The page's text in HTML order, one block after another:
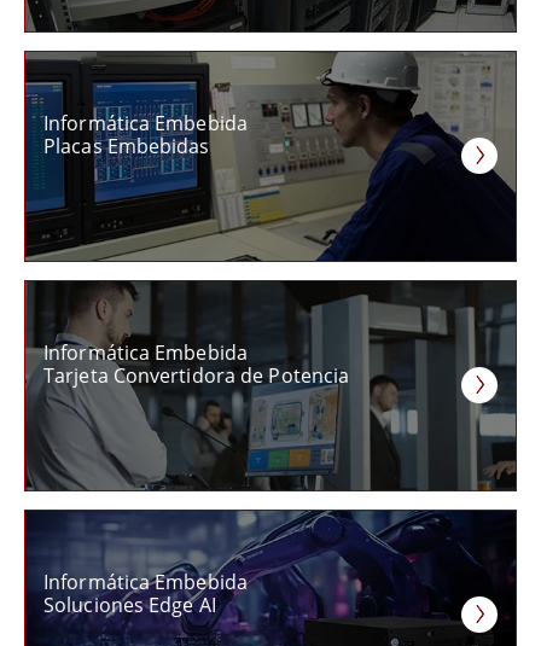
Informática Embebida
Placas Embebidas
Informática Embebida
Tarjeta Convertidora de Potencia
Informática Embebida
Soluciones Edge AI